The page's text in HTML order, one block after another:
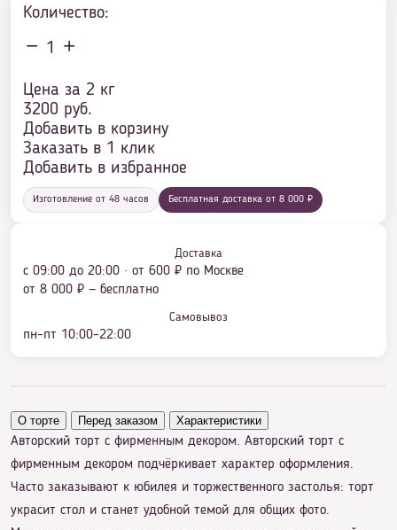
Количество:
1
Цена за 2 кг
3200 руб.
Добавить в корзину
Заказать в 1 клик
Добавить в избранное
Изготовление от 48 часов Бесплатная доставка от 8 000 ₽
Доставка
с 09:00 до 20:00 · от 600 ₽ по Москве
от 8 000 ₽ — бесплатно
Самовывоз
пн–пт 10:00–22:00
О торте Перед заказом Характеристики
Авторский торт с фирменным декором. Авторский торт с
фирменным декором подчёркивает характер оформления.
Часто заказывают к юбилея и торжественного застолья: торт
украсит стол и станет удобной темой для общих фото.